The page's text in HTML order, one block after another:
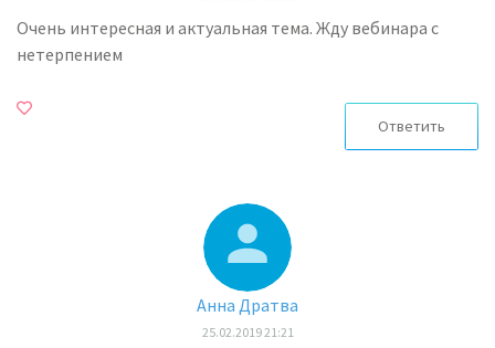
Очень интересная и актуальная тема. Жду вебинара с
нетерпением
Ответить
Анна Дратва
25.02.2019 21:21